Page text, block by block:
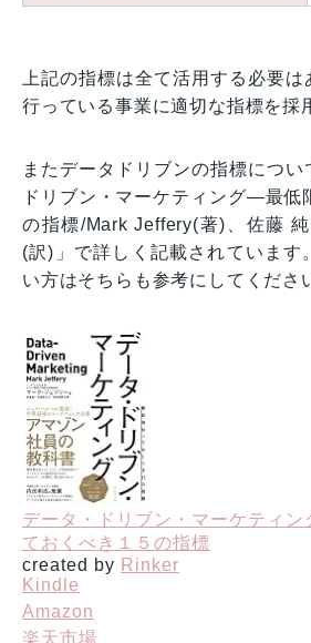
上記の指標は全て活用する必要
行っている事業に適切な指標を採
またデータドリブンの指標につい
ドリブン・マーケティング—最低
の指標/Mark Jeffery(著)、佐藤
(訳)」で詳しく記載されています
い方はそちらも参考にしてくださ
データ・ドリブン・マーケティ
ておくべき１５の指標
created by Rinker
Kindle
Amazon
楽天市場